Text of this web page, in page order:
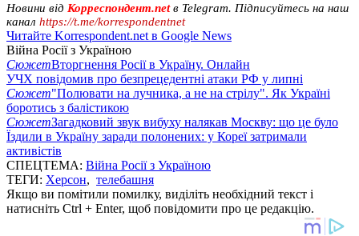
Новини від Корреспондент.netв Telegram. Підписуйтесь на наш
канал https://t.me/korrespondentnet
Читайте Korrespondent.net в Google News
Війна Росії з Україною
СюжетВторгнення Росії в Україну. Онлайн
УЧХ повідомив про безпрецедентні атаки РФ у липні
Сюжет"Полювати на лучника, а не на стрілу". Як Україні
боротись з балістикою
СюжетЗагадковий звук вибуху налякав Москву: що це було
Їздили в Україну заради полонених: у Кореї затримали
активістів
СПЕЦТЕМА: Війна Росії з Україною
ТЕГИ: Херсон, телебашня
Якщо ви помітили помилку, виділіть необхідний текст і
натисніть Ctrl + Enter, щоб повідомити про це редакцію.